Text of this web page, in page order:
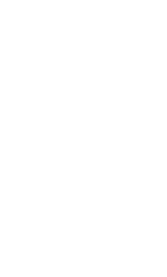
csomót a
a